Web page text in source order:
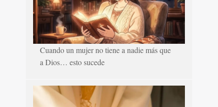
Cuando un mujer no tiene a nadie más que
a Dios… esto sucede